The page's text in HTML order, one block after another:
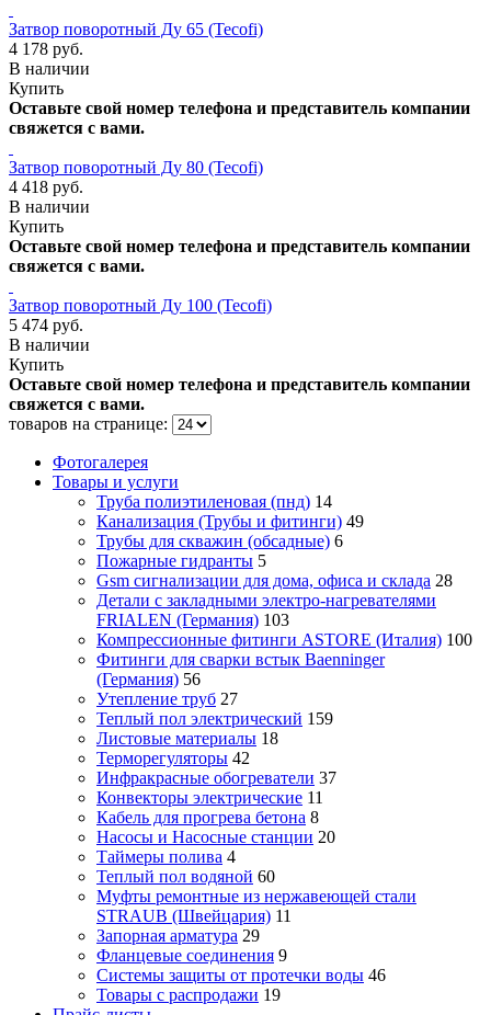
Затвор поворотный Ду 65 (Tecofi)
4 178 руб.
В наличии
Купить
Оставьте свой номер телефона и представитель компании
свяжется с вами.
Затвор поворотный Ду 80 (Tecofi)
4 418 руб.
В наличии
Купить
Оставьте свой номер телефона и представитель компании
свяжется с вами.
Затвор поворотный Ду 100 (Tecofi)
5 474 руб.
В наличии
Купить
Оставьте свой номер телефона и представитель компании
свяжется с вами.
товаров на странице:
Фотогалерея
Товары и услуги
Труба полиэтиленовая (пнд) 14
Канализация (Трубы и фитинги) 49
Трубы для скважин (обсадные) 6
Пожарные гидранты 5
Gsm сигнализации для дома, офиса и склада 28
Детали с закладными электро-нагревателями
FRIALEN (Германия) 103
Компрессионные фитинги ASTORE (Италия) 100
Фитинги для сварки встык Baenninger
(Германия) 56
Утепление труб 27
Теплый пол электрический 159
Листовые материалы 18
Терморегуляторы 42
Инфракрасные обогреватели 37
Конвекторы электрические 11
Кабель для прогрева бетона 8
Насосы и Насосные станции 20
Таймеры полива 4
Теплый пол водяной 60
Муфты ремонтные из нержавеющей стали
STRAUB (Швейцария) 11
Запорная арматура 29
Фланцевые соединения 9
Системы защиты от протечки воды 46
Товары с распродажи 19